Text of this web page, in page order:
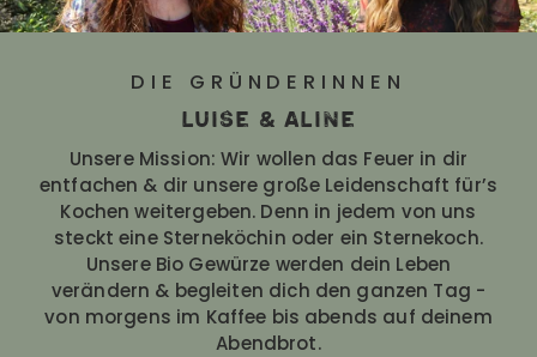
DIE GRÜNDERINNEN
luise & aline
Unsere Mission: Wir wollen das Feuer in dir
entfachen & dir unsere große Leidenschaft für’s
Kochen weitergeben. Denn in jedem von uns
steckt eine Sterneköchin oder ein Sternekoch.
Unsere Bio Gewürze werden dein Leben
verändern & begleiten dich den ganzen Tag -
von morgens im Kaffee bis abends auf deinem
Abendbrot.